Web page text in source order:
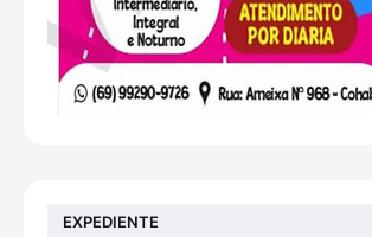
EXPEDIENTE